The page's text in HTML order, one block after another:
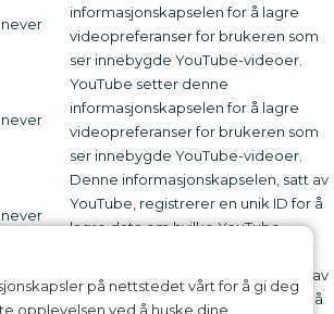
på nettstedet vårt for å gi deg
opplevelsen ved å huske dine
never
informasjonskapselen for å lagre
videopreferanser for brukeren som
ser innebygde YouTube-videoer.
never
YouTube setter denne
informasjonskapselen for å lagre
videopreferanser for brukeren som
ser innebygde YouTube-videoer.
never
Denne informasjonskapselen, satt av
YouTube, registrerer en unik ID for å
lagre data om hvilke YouTube-
Denne informasjonskapselen, satt av
YouTube, registrerer en unik ID for å